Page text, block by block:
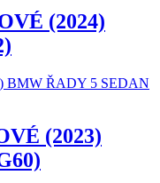
(2024)
(2023)